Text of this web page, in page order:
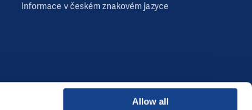
Allow all
Informace v českém znakovém jazyce